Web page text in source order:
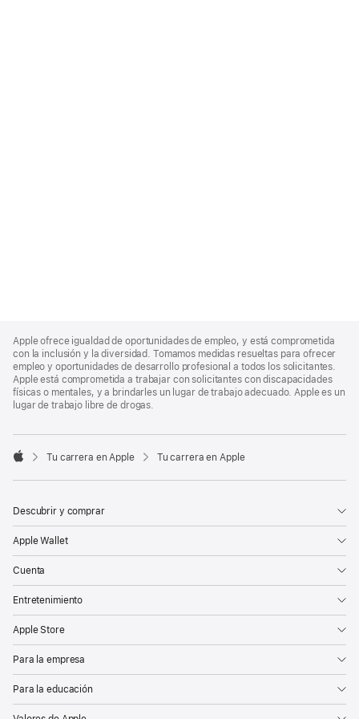
Footer
Apple ofrece igualdad de oportunidades de empleo, y está comprometida
con la inclusión y la diversidad. Tomamos medidas resueltas para ofrecer
empleo y oportunidades de desarrollo profesional a todos los solicitantes.
Apple está comprometida a trabajar con solicitantes con discapacidades
físicas o mentales, y a brindarles un lugar de trabajo adecuado. Apple es un
lugar de trabajo libre de drogas.

Tu carrera en Apple Tu carrera en Apple
Descubrir y comprar
Apple Wallet
Cuenta
Entretenimiento
Apple Store
Para la empresa
Para la educación